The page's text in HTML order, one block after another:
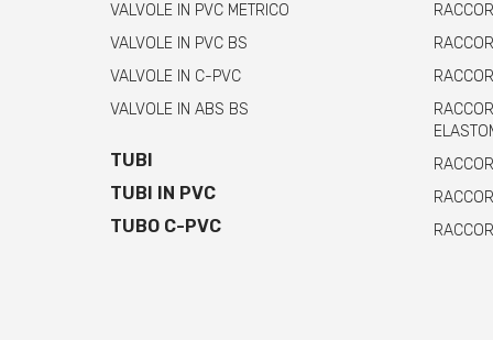
VALVOLE IN PVC METRICO
VALVOLE IN PVC BS
VALVOLE IN C-PVC
VALVOLE IN ABS BS
TUBI
TUBI IN PVC
TUBO C-PVC